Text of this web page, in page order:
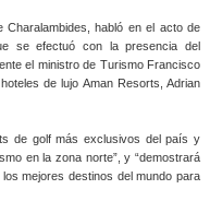
Charalambides, habló en el acto de
se efectuó con la presencia del
el ministro de Turismo Francisco
de lujo Aman Resorts, Adrian
de golf más exclusivos del país y
en la zona norte”, y “demostrará
mejores destinos del mundo para